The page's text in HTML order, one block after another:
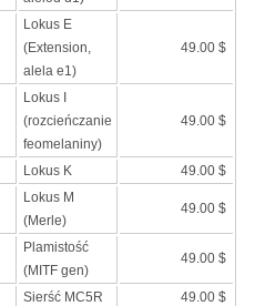
Lokus E
(Extension,
alela e1)
49.00 $
Lokus I
(rozcieńczanie
feomelaniny)
49.00 $
Lokus K 49.00 $
Lokus M
(Merle)
49.00 $
Plamistość
(MITF gen)
49.00 $
Sierść MC5R 49.00 $